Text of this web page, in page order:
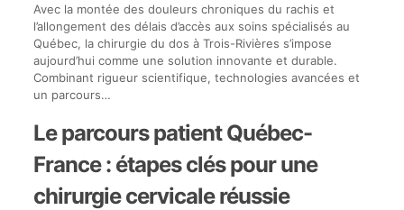
Avec la montée des douleurs chroniques du rachis et
l’allongement des délais d’accès aux soins spécialisés au
Québec, la chirurgie du dos à Trois-Rivières s’impose
aujourd’hui comme une solution innovante et durable.
Combinant rigueur scientifique, technologies avancées et
un parcours…
Le parcours patient Québec-
France : étapes clés pour une
chirurgie cervicale réussie